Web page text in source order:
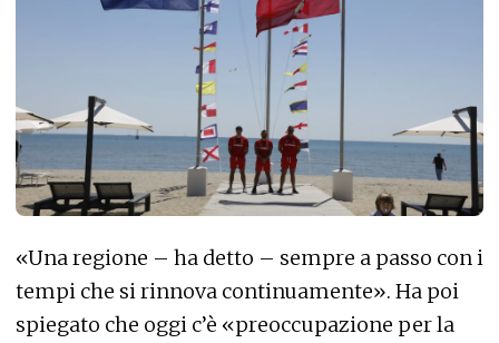
«Una regione – ha detto – sempre a passo con i
tempi che si rinnova continuamente». Ha poi
spiegato che oggi c’è «preoccupazione per la